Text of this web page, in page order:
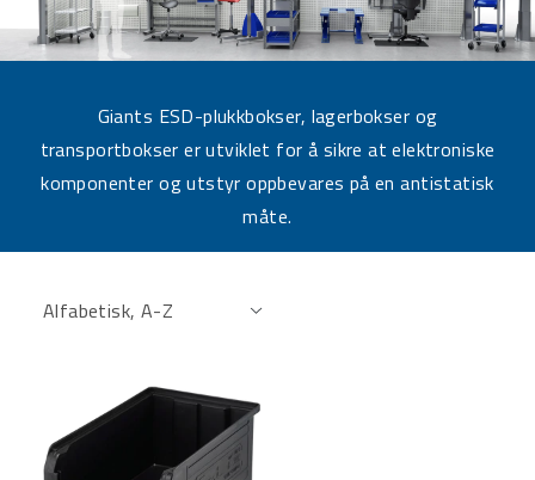
Giants ESD-plukkbokser, lagerbokser og
transportbokser er utviklet for å sikre at elektroniske
komponenter og utstyr oppbevares på en antistatisk
måte.